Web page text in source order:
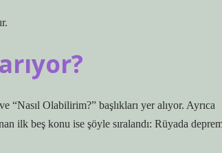
Olabilirim?” başlıkları yer alıyor. Ayrıca
ilk beş konu ise şöyle sıralandı: Rüyada